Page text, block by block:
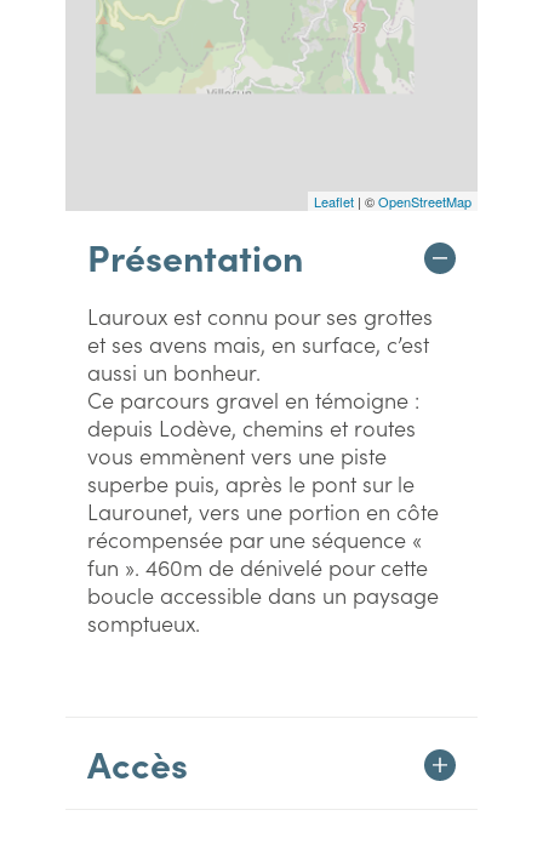
Leaflet | ©OpenStreetMap
Présentation
Lauroux est connu pour ses grottes
et ses avens mais, en surface, c’est
aussi un bonheur.
Ce parcours gravel en témoigne :
depuis Lodève, chemins et routes
vous emmènent vers une piste
superbe puis, après le pont sur le
Laurounet, vers une portion en côte
récompensée par une séquence «
fun ». 460m de dénivelé pour cette
boucle accessible dans un paysage
somptueux.
Accès